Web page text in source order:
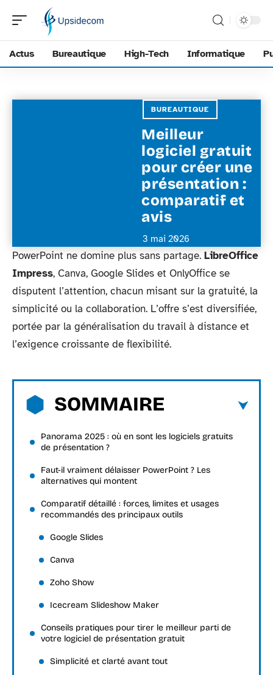
Actus Bureautique High-Tech Informatique
BUREAUTIQUE
Meilleur
logiciel gratuit
pour créer une
présentation :
comparatif et
avis
3 mai 2026
PowerPoint ne domine plus sans partage. LibreOffice
Impress, Canva, Google Slides et OnlyOffice se
disputent l’attention, chacun misant sur la gratuité, la
simplicité ou la collaboration. L’offre s’est diversifiée,
portée par la généralisation du travail à distance et
l’exigence croissante de flexibilité.
SOMMAIRE
Panorama 2025 : où en sont les logiciels gratuits
de présentation ?
Faut-il vraiment délaisser PowerPoint ? Les
alternatives qui montent
Comparatif détaillé : forces, limites et usages
recommandés des principaux outils
Google Slides
Canva
Zoho Show
Icecream Slideshow Maker
Conseils pratiques pour tirer le meilleur parti de
votre logiciel de présentation gratuit
Simplicité et clarté avant tout